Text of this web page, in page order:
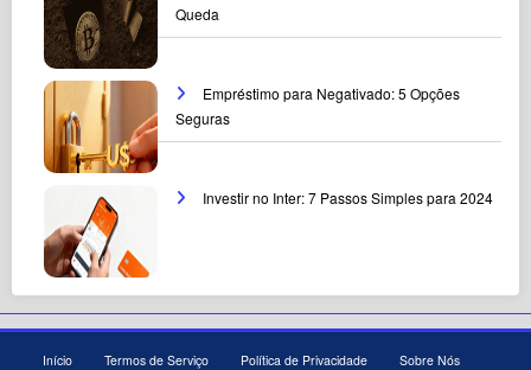
Queda
Empréstimo para Negativado: 5 Opções
Seguras
Investir no Inter: 7 Passos Simples para 2024
Início Termos de Serviço Política de Privacidade
Sobre Nós